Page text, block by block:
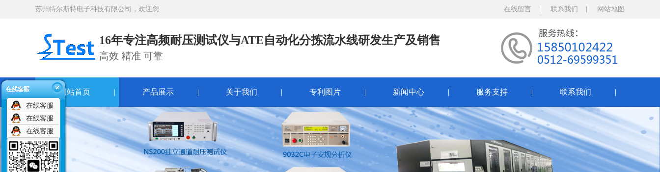
苏州特尔斯特电子科技有限公司，欢迎您 在线留言 联系我们 网站地图
16年专注高频耐压测试仪与ATE自动化分拣流水线研发生产及销售
高效 精准 可靠
网站首页 | 产品展示 | 关于我们 | 专利图片 | 新闻中心 | 服务支持 | 联系我们 |
在线客服
在线客服
在线客服